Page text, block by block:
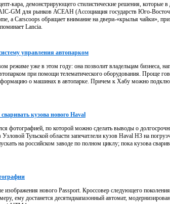
кара, демонстрирующего стилистические решения, которые
GM для рынков АСЕАН (Ассоциация государств Юго-
а Carscoops обращает внимание на двери-«крылья чайки»,
Lancia.
управления автопарком
режиме уже в этом году: она позволит владельцам бизнеса,
при помощи телематического оборудования. Проще
о машинах в автопарке. Причем к Хабу можно
кузова нового Haval
фотографией, по которой можно сделать выводы о
Тульской области запечатлели кузов Haval H3 на
на российском заводе по полном циклу; пока кузова
изображения нового Passport. Кроссовер следующего
ему достанется десятидиапазонный автомат,